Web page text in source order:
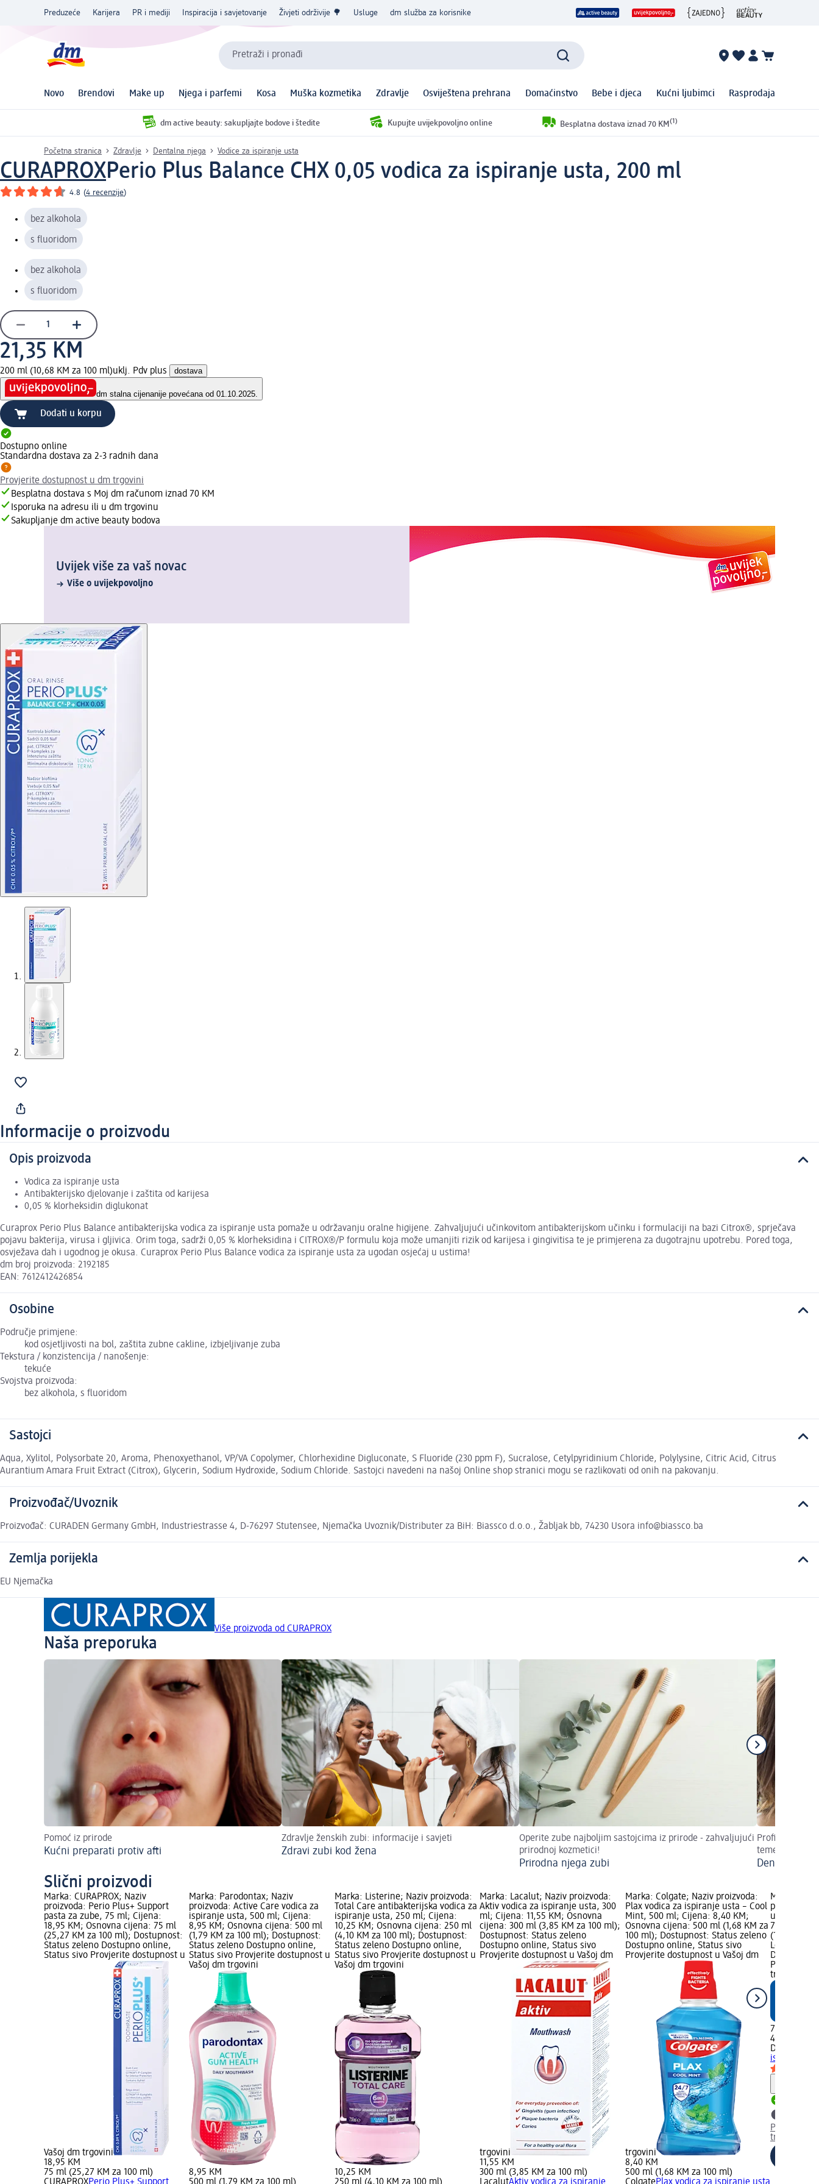
Preduzeće Karijera PR i mediji Inspiracija i savjetovanje Živjeti održivije 🌳 Usluge dm služba za korisnike
Pretraži i pronađi
Novo Brendovi Make up Njega i parfemi Kosa Muška kozmetika Zdravlje Osviještena prehrana Domaćinstvo Bebe i djeca Kućni ljubimci Rasprodaja
dm active beauty: sakupljajte bodove i štedite Kupujte uvijekpovoljno online Besplatna dostava iznad 70 KM (1)
Početna stranica Zdravlje Dentalna njega Vodice za ispiranje usta
CURAPROXPerio Plus Balance CHX 0,05 vodica za ispiranje usta, 200 ml
4.8 (4 recenzije)
bez alkohola
s fluoridom
bez alkohola
s fluoridom
21,35 KM
200 ml (10,68 KM za 100 ml)uklj. Pdv plus dostava
dm stalna cijenanije povećana od 01.10.2025.
Dodati u korpu
Dostupno online
Standardna dostava za 2-3 radnih dana
Provjerite dostupnost u dm trgovini
Besplatna dostava s Moj dm računom iznad 70 KM
Isporuka na adresu ili u dm trgovinu
Sakupljanje dm active beauty bodova
Uvijek više za vaš novac
Više o uvijekpovoljno
Informacije o proizvodu
Opis proizvoda
Vodica za ispiranje usta
Antibakterijsko djelovanje i zaštita od karijesa
0,05 % klorheksidin diglukonat
Curaprox Perio Plus Balance antibakterijska vodica za ispiranje usta pomaže u održavanju oralne higijene. Zahvaljujući učinkovitom antibakterijskom učinku i formulaciji na bazi Citrox®, sprječava
pojavu bakterija, virusa i gljivica. Orim toga, sadrži 0,05 % klorheksidina i CITROX®/P formulu koja može umanjiti rizik od karijesa i gingivitisa te je primjerena za dugotrajnu upotrebu. Pored toga,
osvježava dah i ugodnog je okusa. Curaprox Perio Plus Balance vodica za ispiranje usta za ugodan osjećaj u ustima!
dm broj proizvoda: 2192185
EAN: 7612412426854
Osobine
Područje primjene:
kod osjetljivosti na bol, zaštita zubne cakline, izbjeljivanje zuba
Tekstura / konzistencija / nanošenje:
tekuće
Svojstva proizvoda:
bez alkohola, s fluoridom
Sastojci
Aqua, Xylitol, Polysorbate 20, Aroma, Phenoxyethanol, VP/VA Copolymer, Chlorhexidine Digluconate, S Fluoride (230 ppm F), Sucralose, Cetylpyridinium Chloride, Polylysine, Citric Acid, Citrus
Aurantium Amara Fruit Extract (Citrox), Glycerin, Sodium Hydroxide, Sodium Chloride. Sastojci navedeni na našoj Online shop stranici mogu se razlikovati od onih na pakovanju.
Proizvođač/Uvoznik
Proizvođač: CURADEN Germany GmbH, Industriestrasse 4, D-76297 Stutensee, Njemačka Uvoznik/Distributer za BiH: Biassco d.o.o., Žabljak bb, 74230 Usora info@biassco.ba
Zemlja porijekla
EU Njemačka
Više proizvoda od CURAPROX
Naša preporuka
Pomoć iz prirode
Kućni preparati protiv afti
Zdravlje ženskih zubi: informacije i savjeti
Zdravi zubi kod žena
Operite zube najboljim sastojcima iz prirode - zahvaljujući
prirodnoj kozmetici!
Prirodna njega zubi
Profilaksa je
temeljito
Dentalna
Slični proizvodi
Marka: CURAPROX; Naziv
proizvoda: Perio Plus+ Support
pasta za zube, 75 ml; Cijena:
18,95 KM; Osnovna cijena: 75 ml
(25,27 KM za 100 ml); Dostupnost:
Status zeleno Dostupno online,
Status sivo Provjerite dostupnost u
Vašoj dm trgovini
18,95 KM
75 ml (25,27 KM za 100 ml)
Marka: Parodontax; Naziv
proizvoda: Active Care vodica za
ispiranje usta, 500 ml; Cijena:
8,95 KM; Osnovna cijena: 500 ml
(1,79 KM za 100 ml); Dostupnost:
Status zeleno Dostupno online,
Status sivo Provjerite dostupnost u
Vašoj dm trgovini
8,95 KM
Marka: Listerine; Naziv proizvoda:
Total Care antibakterijska vodica za
ispiranje usta, 250 ml; Cijena:
10,25 KM; Osnovna cijena: 250 ml
(4,10 KM za 100 ml); Dostupnost:
Status zeleno Dostupno online,
Status sivo Provjerite dostupnost u
Vašoj dm trgovini
10,25 KM
Marka: Lacalut; Naziv proizvoda:
Aktiv vodica za ispiranje usta, 300
ml; Cijena: 11,55 KM; Osnovna
cijena: 300 ml (3,85 KM za 100 ml);
Dostupnost: Status zeleno
Dostupno online, Status sivo
Provjerite dostupnost u Vašoj dm
trgovini
11,55 KM
300 ml (3,85 KM za 100 ml)
Marka: Colgate; Naziv proizvoda:
Plax vodica za ispiranje usta – Cool
Mint, 500 ml; Cijena: 8,40 KM;
Osnovna cijena: 500 ml (1,68 KM za
100 ml); Dostupnost: Status zeleno
Dostupno online, Status sivo
Provjerite dostupnost u Vašoj dm
trgovini
8,40 KM
500 ml (1,68 KM za 100 ml)
Marka:
proizvoda:
usta
7,95 KM;
(1,99 KM
Logo;
Dostupno
Provjerite
trgovini
7,95 KM
400 ml
Dontodent
ispiranje
Provjerite
trgovini